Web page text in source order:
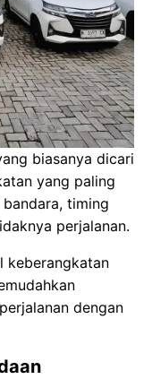
biasanya dicari
yang paling
timing
perjalanan.
keberangkatan
dengan